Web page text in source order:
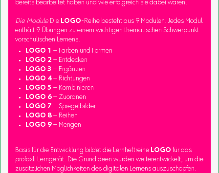
bereits bearbeitet haben und wie erfolgreich sie dabei waren.
Die Module Die LOGO-Reihe besteht aus 9 Modulen. Jedes Modul
enthält 9 Übungen zu einem wichtigen thematischen Schwerpunkt
vorschulischen Lernens.
LOGO 1 – Farben und Formen
LOGO 2 – Entdecken
LOGO 3 – Ergänzen
LOGO 4– Richtungen
LOGO 5 – Kombinieren
LOGO 6– Zuordnen
LOGO 7 – Spiegelbilder
LOGO 8– Reihen
LOGO 9– Mengen
Basis für die Entwicklung bildet die Lernheftreihe LOGO für das
profaxli Lerngerät. Die Grundideen wurden weiterentwickelt, um die
zusätzlichen Möglichkeiten des digitalen Lernens auszuschöpfen.